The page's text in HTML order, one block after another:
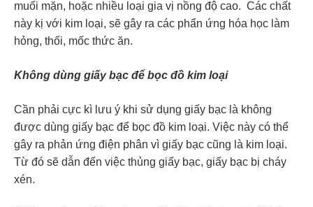
muối mặn, hoặc nhiều loại gia vị nồng độ cao. Các chất
này kị với kim loại, sẽ gây ra các phẩn ứng hóa học làm
hỏng, thối, mốc thức ăn.
Không dùng giấy bạc để bọc đồ kim loại
Cần phải cực kì lưu ý khi sử dụng giấy bạc là không
được dùng giấy bạc để bọc đồ kim loại. Việc này có thể
gây ra phản ứng điện phân vì giấy bạc cũng là kim loại.
Từ đó sẽ dẫn đến việc thủng giấy bạc, giấy bạc bị cháy
xén.